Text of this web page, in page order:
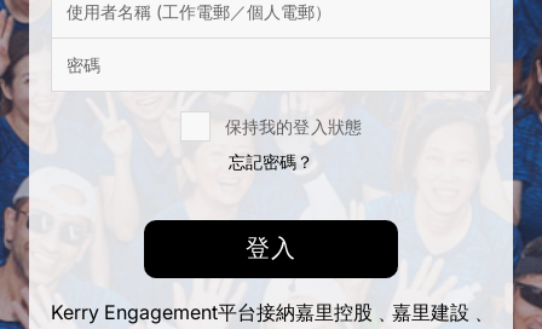
保持我的登入狀態
忘記密碼？
登 入
登入
Kerry Engagement平台接納嘉里控股﹑嘉里建設﹑